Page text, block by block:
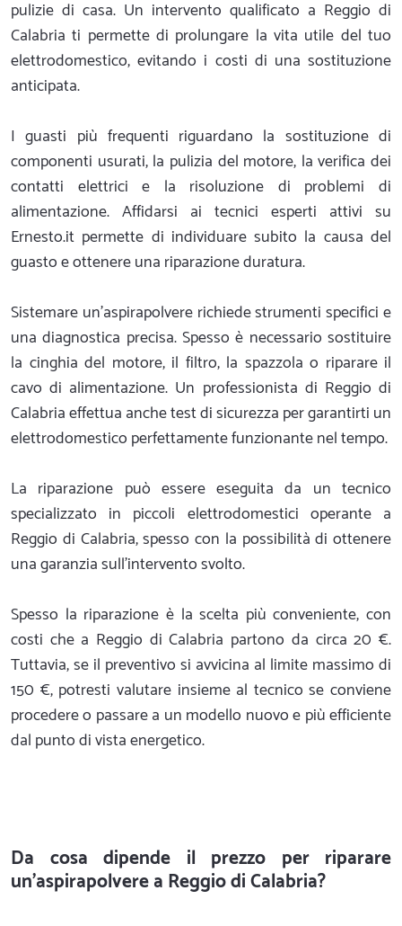
pulizie di casa. Un intervento qualificato a Reggio di
Calabria ti permette di prolungare la vita utile del tuo
elettrodomestico, evitando i costi di una sostituzione
anticipata.
I guasti più frequenti riguardano la sostituzione di
componenti usurati, la pulizia del motore, la verifica dei
contatti elettrici e la risoluzione di problemi di
alimentazione. Affidarsi ai tecnici esperti attivi su
Ernesto.it permette di individuare subito la causa del
guasto e ottenere una riparazione duratura.
Sistemare un'aspirapolvere richiede strumenti specifici e
una diagnostica precisa. Spesso è necessario sostituire
la cinghia del motore, il filtro, la spazzola o riparare il
cavo di alimentazione. Un professionista di Reggio di
Calabria effettua anche test di sicurezza per garantirti un
elettrodomestico perfettamente funzionante nel tempo.
La riparazione può essere eseguita da un tecnico
specializzato in piccoli elettrodomestici operante a
Reggio di Calabria, spesso con la possibilità di ottenere
una garanzia sull'intervento svolto.
Spesso la riparazione è la scelta più conveniente, con
costi che a Reggio di Calabria partono da circa 20 €.
Tuttavia, se il preventivo si avvicina al limite massimo di
150 €, potresti valutare insieme al tecnico se conviene
procedere o passare a un modello nuovo e più efficiente
dal punto di vista energetico.
Da cosa dipende il prezzo per riparare
un'aspirapolvere a Reggio di Calabria?